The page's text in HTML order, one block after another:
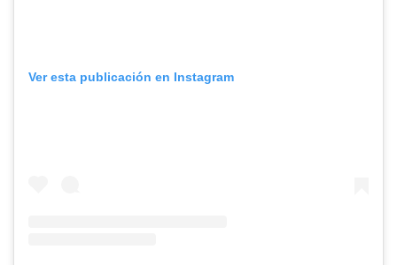
Ver esta publicación en Instagram